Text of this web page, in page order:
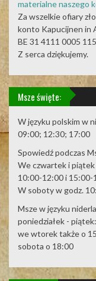
materialne naszego
Za wszelkie ofiary
konto Kapucijnen in
BE 31 4111 0005
Z serca dziękujemy.
Msze święte:
W języku polskim w
09:00; 12:30; 17:00
Spowiedź podczas
We czwartek i piątek
10:00-12:00 i 15:00-
W soboty w godz.
Msze w języku
poniedziałek -
we wtorek także o
sobota o 18:00